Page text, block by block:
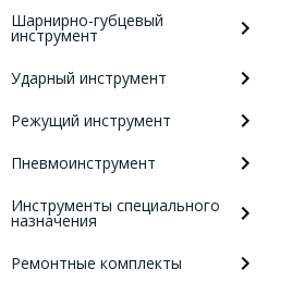
Шарнирно-губцевый
инструмент
Ударный инструмент
Режущий инструмент
Пневмоинструмент
Инструменты специального
назначения
Ремонтные комплекты